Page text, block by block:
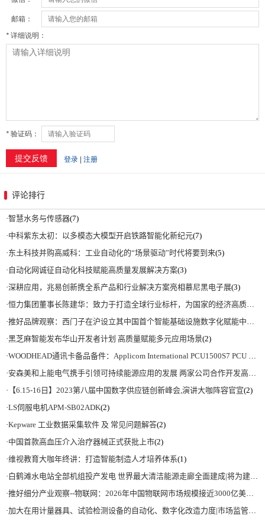
评论排行
·智慧水务与传感器(7)
·中科紫东太初：以多模态大模型开启铁路智能化新纪元(7)
·东土科技并购高威科：工业自动化的“场景驱动”时代将要到来(5)
· 自动化网诚征自动化科技赋能高质量发展解决方案(3)
·深耕应用，兆易创新携全系产品和行业解决方案亮相慕尼黑电子展(3)
·恒力集团董事长陈建华：致力于打造全球行业标杆，为国家的经济高质量发展贡献更大力量|上海电气集团党委书记、董事长吴磊来访
·推好品牌观察：西门子在沪设立其中国首个智能基础设施数字化赋能中心
·黑芝麻智能发布华山开发者计划 高质量赋能多元应用场景(2)
·WOODHEAD通讯卡备品备件：Applicom International PCU1500S7 PCU 1500 S7 V4.5.0
·安森美和上能电气携手引领可持续能源应用的发展 两家公司合作开发高性能储能和太阳能组串式逆变器方案 以实现可持续的未来
· 【6.15-16日】2023第八届中国数字供应链创新峰会,演讲大咖阵容官宣(2)
·LS伺服电机APM-SB02ADK(2)
·Kepware 工业数据采集软件 及 常见问题解答(2)
·中国首款高血压介入治疗器械正式获批上市(2)
·维视教育大咖年终讲：打造智能制造人才培养体系(1)
·白鹤滩水电站全部机组投产发电 世界最大清洁能源走廊全面建成|将为建设新型能源体系、保障国家能源安全、实现“双碳”目标提供有力支撑
·推好细分产业观察--物联网：2026年中国物联网市场规模接近3000亿美元 智慧工厂、智慧城市、智慧电网等将占60%以上
·加大在用计量器具、试验检测设备的自动化、数字化改造力度|市场监管总局 工业和信息化部 关于促进企业计量能力提升的指导意见